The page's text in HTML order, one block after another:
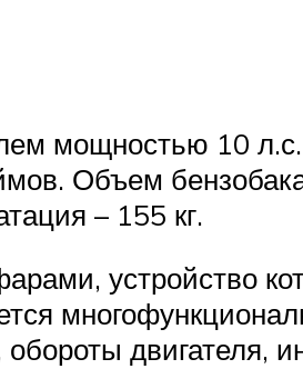
мощностью 10
Объем
– 155 кг.
устройство
двигателя,